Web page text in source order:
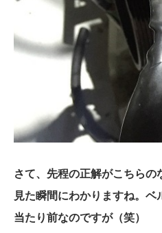
さて、先程の正解がこちらの
見た瞬間にわかりますね。ベ
当たり前なのですが（笑）